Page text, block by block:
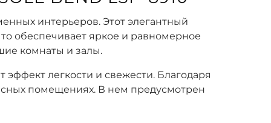
интерьеров. Этот элегантный
обеспечивает яркое и равномерное
комнаты и залы.
легкости и свежести. Благодаря
помещениях. В нем предусмотрен